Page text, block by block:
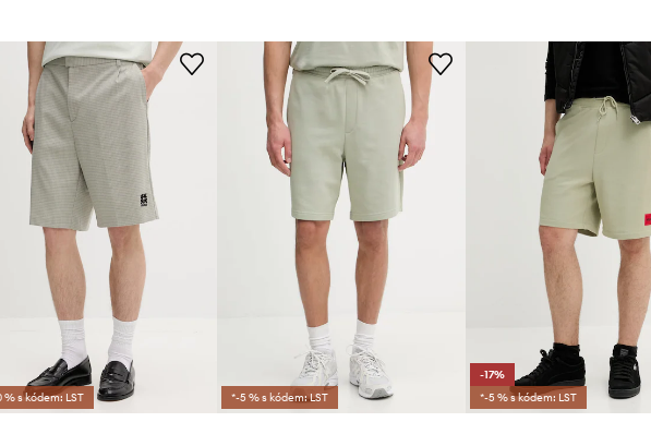
% s kódem: LST *-5 % s kódem: LST
-17%
*-5 % s kódem: LST